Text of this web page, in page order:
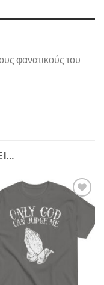
φανατικούς του
Πρόσθήκη
στην λίστα
επιθυμιών